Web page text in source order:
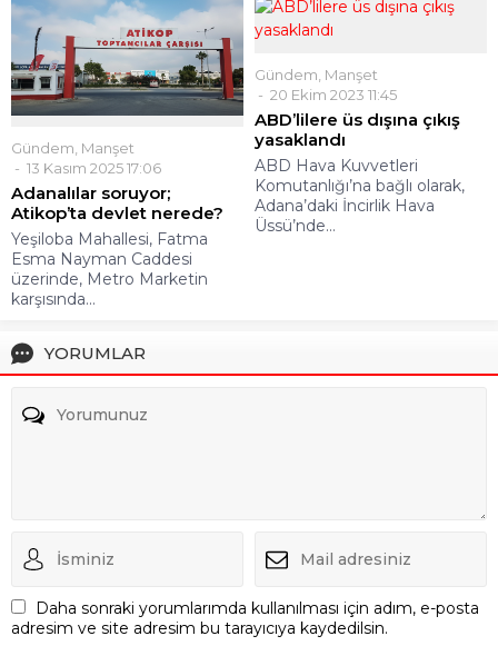
Gündem Manşet
13 Kasım 2025 17:06
Adanalılar soruyor;
Atikop’ta devlet nerede?
Yeşiloba Mahallesi, Fatma
Esma Nayman Caddesi
üzerinde, Metro Marketin
karşısında...
Gündem Manşet
20 Ekim 2023 11:45
ABD’lilere üs dışına çıkış
yasaklandı
ABD Hava Kuvvetleri
Komutanlığı’na bağlı olarak,
Adana’daki İncirlik Hava
Üssü’nde...
YORUMLAR
Daha sonraki yorumlarımda kullanılması için adım, e-posta
adresim ve site adresim bu tarayıcıya kaydedilsin.